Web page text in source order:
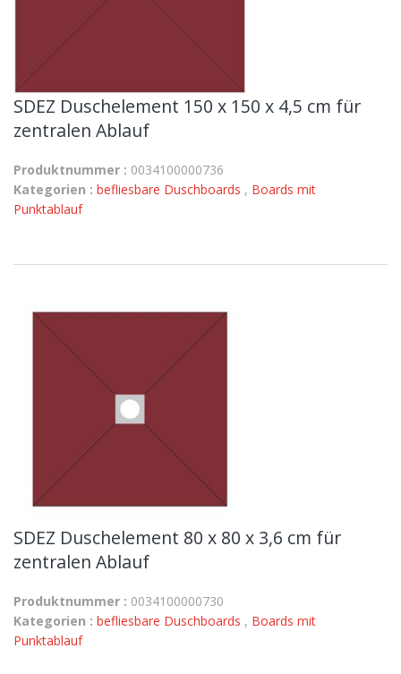
SDEZ Duschelement 150 x 150 x 4,5 cm für
zentralen Ablauf
Produktnummer : 0034100000736
Kategorien : befliesbare Duschboards , Boards mit
Punktablauf
SDEZ Duschelement 80 x 80 x 3,6 cm für
zentralen Ablauf
Produktnummer : 0034100000730
Kategorien : befliesbare Duschboards , Boards mit
Punktablauf